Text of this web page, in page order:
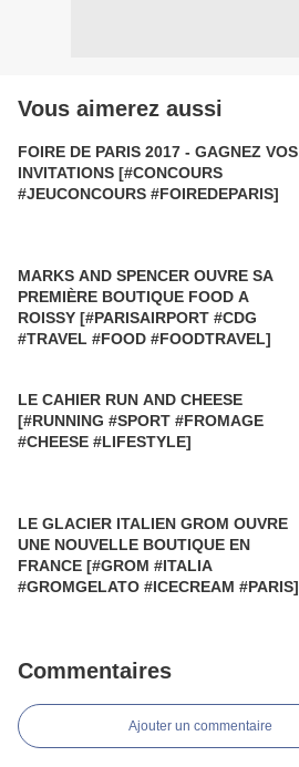
Vous aimerez aussi
FOIRE DE PARIS 2017 - GAGNEZ VOS
INVITATIONS [#CONCOURS
#JEUCONCOURS #FOIREDEPARIS]
MARKS AND SPENCER OUVRE SA
PREMIÈRE BOUTIQUE FOOD A
ROISSY [#PARISAIRPORT #CDG
#TRAVEL #FOOD #FOODTRAVEL]
LE CAHIER RUN AND CHEESE
[#RUNNING #SPORT #FROMAGE
#CHEESE #LIFESTYLE]
LE GLACIER ITALIEN GROM OUVRE
UNE NOUVELLE BOUTIQUE EN
FRANCE [#GROM #ITALIA
#GROMGELATO #ICECREAM #PARIS]
Commentaires
Ajouter un commentaire